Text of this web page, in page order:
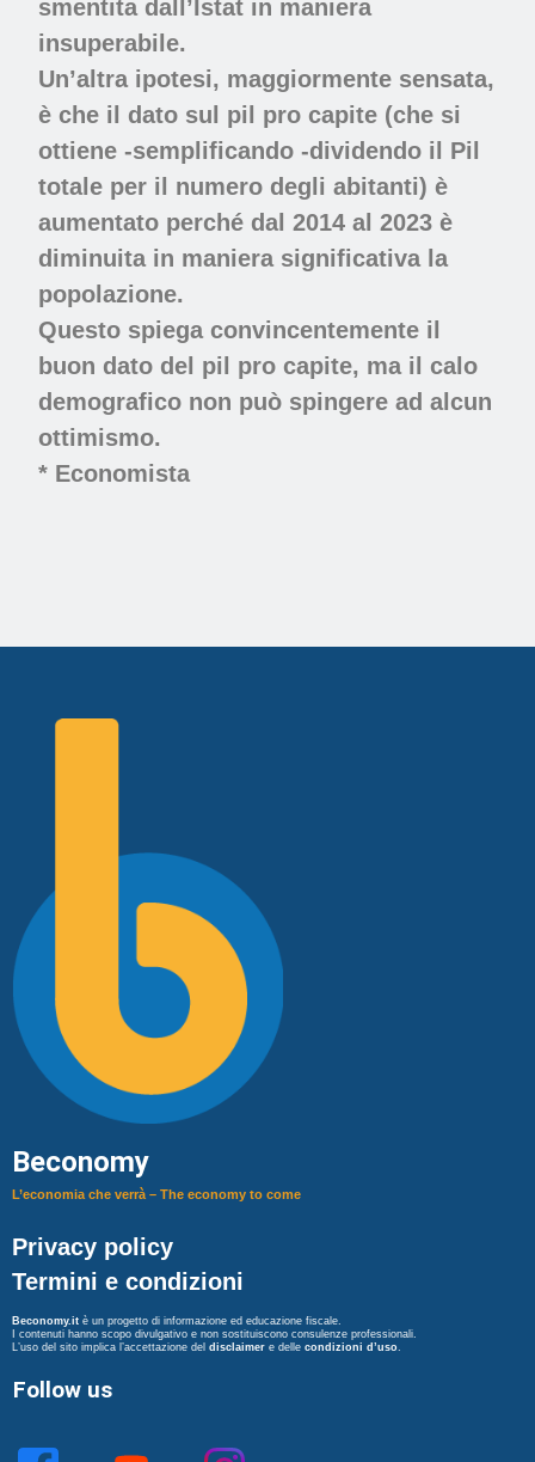
smentita dall’Istat in maniera
insuperabile.
Un’altra ipotesi, maggiormente sensata,
è che il dato sul pil pro capite (che si
ottiene -semplificando -dividendo il Pil
totale per il numero degli abitanti) è
aumentato perché dal 2014 al 2023 è
diminuita in maniera significativa la
popolazione.
Questo spiega convincentemente il
buon dato del pil pro capite, ma il calo
demografico non può spingere ad alcun
ottimismo.
* Economista
Beconomy
L’economia che verrà – The economy to come
Privacy policy
Termini e condizioni
Beconomy.it è un progetto di informazione ed educazione fiscale.
I contenuti hanno scopo divulgativo e non sostituiscono consulenze professionali.
L’uso del sito implica l’accettazione del disclaimer e delle condizioni d’uso.
Follow us